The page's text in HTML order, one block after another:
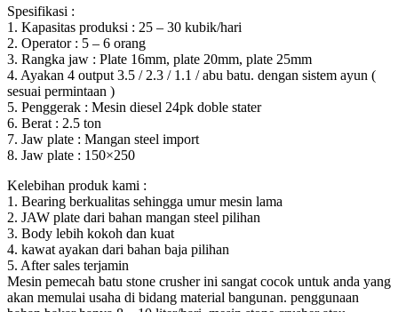
Spesifikasi :
1. Kapasitas produksi : 25 – 30 kubik/hari
2. Operator : 5 – 6 orang
3. Rangka jaw : Plate 16mm, plate 20mm, plate 25mm
4. Ayakan 4 output 3.5 / 2.3 / 1.1 / abu batu. dengan sistem ayun (
sesuai permintaan )
5. Penggerak : Mesin diesel 24pk doble stater
6. Berat : 2.5 ton
7. Jaw plate : Mangan steel import
8. Jaw plate : 150×250
Kelebihan produk kami :
1. Bearing berkualitas sehingga umur mesin lama
2. JAW plate dari bahan mangan steel pilihan
3. Body lebih kokoh dan kuat
4. kawat ayakan dari bahan baja pilihan
5. After sales terjamin
Mesin pemecah batu stone crusher ini sangat cocok untuk anda yang
akan memulai usaha di bidang material bangunan. penggunaan